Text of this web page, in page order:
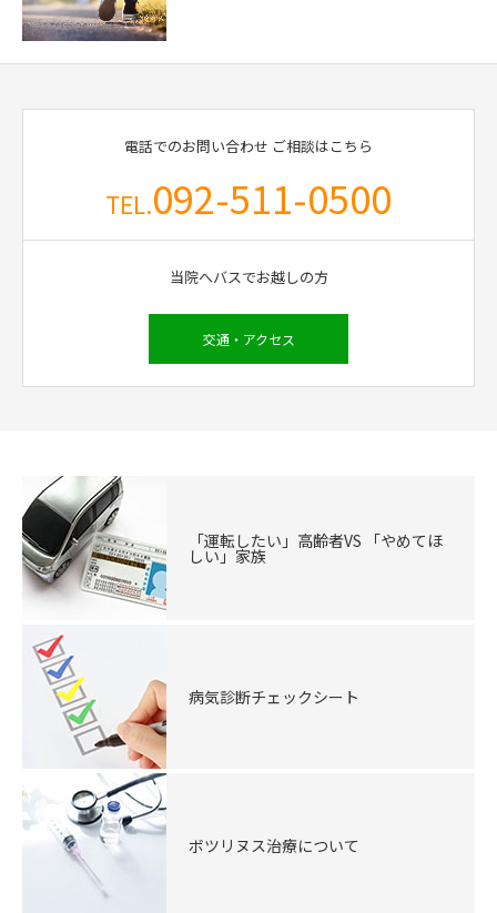
電話でのお問い合わせ ご相談はこちら
TEL.092-511-0500
当院へバスでお越しの方
交通・アクセス
「運転したい」高齢者VS 「やめてほ
しい」家族
病気診断チェックシート
ボツリヌス治療について